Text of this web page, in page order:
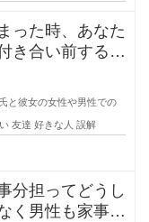
った時、あなた
き合い前する段
と彼女の女性や男性での
友達 好きな人 誤解
分担ってどうし
く男性も家事を